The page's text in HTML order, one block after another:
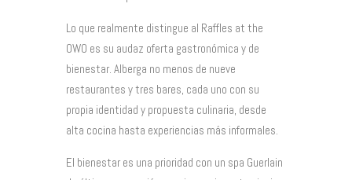
Lo que realmente distingue al Raffles at the
OWO es su audaz oferta gastronómica y de
bienestar. Alberga no menos de nueve
restaurantes y tres bares, cada uno con su
propia identidad y propuesta culinaria, desde
alta cocina hasta experiencias más informales.
El bienestar es una prioridad con un spa Guerlain